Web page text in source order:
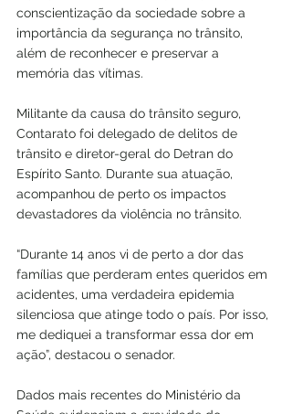
conscientização da sociedade sobre a
importância da segurança no trânsito,
além de reconhecer e preservar a
memória das vítimas.
Militante da causa do trânsito seguro,
Contarato foi delegado de delitos de
trânsito e diretor-geral do Detran do
Espírito Santo. Durante sua atuação,
acompanhou de perto os impactos
devastadores da violência no trânsito.
“Durante 14 anos vi de perto a dor das
famílias que perderam entes queridos em
acidentes, uma verdadeira epidemia
silenciosa que atinge todo o país. Por isso,
me dediquei a transformar essa dor em
ação”, destacou o senador.
Dados mais recentes do Ministério da